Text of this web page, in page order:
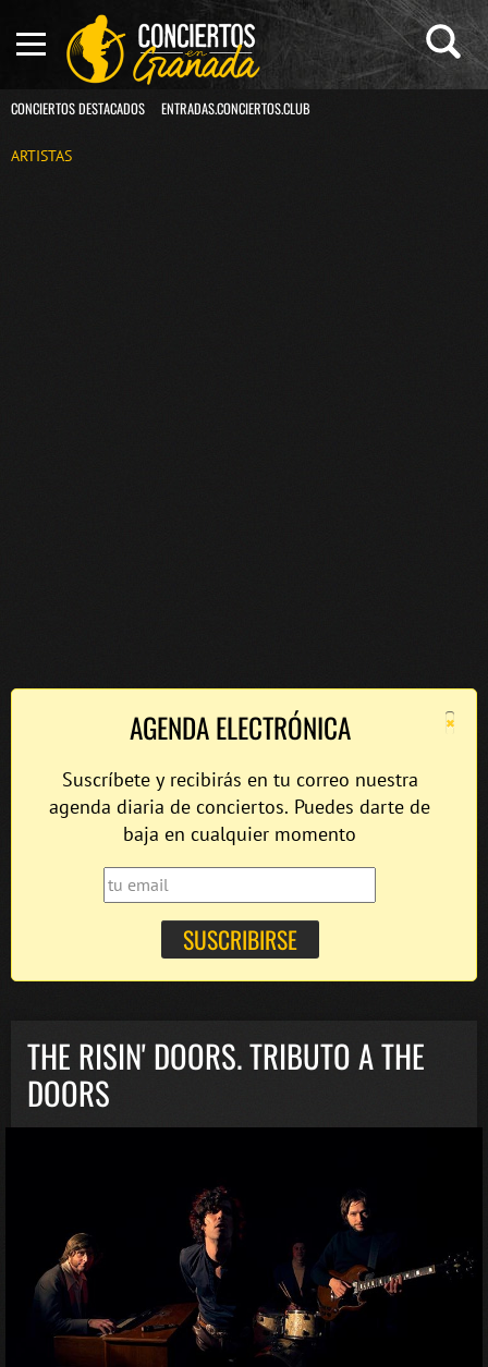
CONCIERTOS DESTACADOS ENTRADAS.CONCIERTOS.CLUB
ARTISTAS
×
AGENDA ELECTRÓNICA
Suscríbete y recibirás en tu correo nuestra
agenda diaria de conciertos. Puedes darte de
baja en cualquier momento
THE RISIN' DOORS. TRIBUTO A THE
DOORS